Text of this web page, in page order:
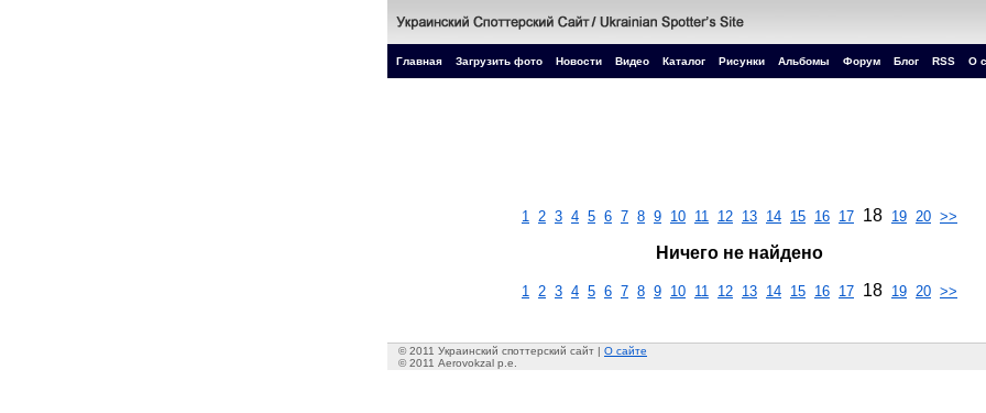
Главная Загрузить фото Новости Видео Каталог Рисунки Альбомы Форум Блог RSS О
1 2 3 4 5 6 7 8 9 10 11 12 13 14 15 16 17 18 19 20 >>
Ничего не найдено
1 2 3 4 5 6 7 8 9 10 11 12 13 14 15 16 17 18 19 20 >>
© 2011 Украинский споттерский сайт | О сайте
© 2011 Aerovokzal p.e.